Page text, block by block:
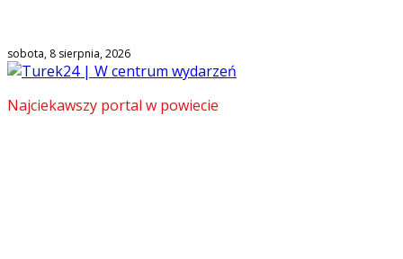
sobota, 8 sierpnia, 2026
Najciekawszy portal w powiecie